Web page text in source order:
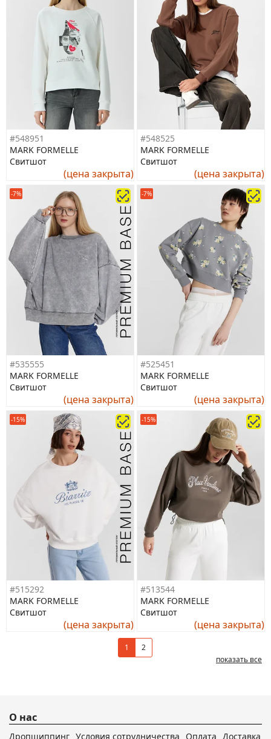
#548951
MARK FORMELLE
Свитшот
(цена закрыта)
#548525
MARK FORMELLE
Свитшот
(цена закрыта)
-7%
#535555
MARK FORMELLE
Свитшот
(цена закрыта)
-7%
#525451
MARK FORMELLE
Свитшот
(цена закрыта)
-15%
#515292
MARK FORMELLE
Свитшот
(цена закрыта)
-15%
#513544
MARK FORMELLE
Свитшот
(цена закрыта)
1
2
показать все
О нас
Дропшиппинг Условия сотрудничества Оплата Доставка